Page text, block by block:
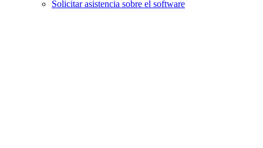
Solicitar asistencia sobre el software